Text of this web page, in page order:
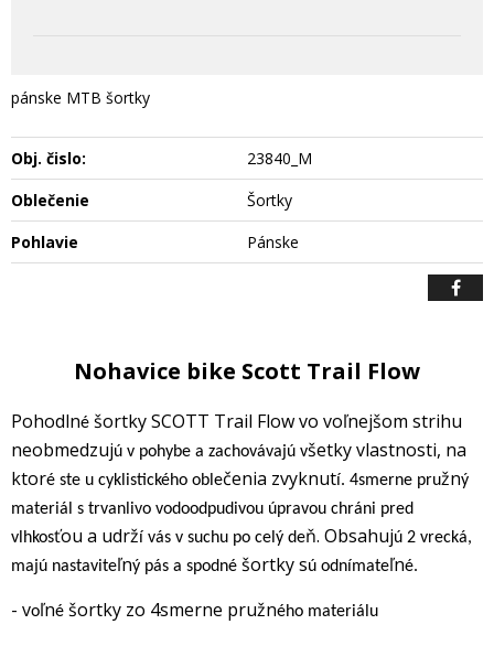
pánske MTB šortky
Obj. čislo:
23840_M
Oblečenie
Šortky
Pohlavie
Pánske
Nohavice bike Scott Trail Flow
Pohodlné šortky SCOTT Trail Flow vo voľnejšom strihu
neobmedzujú v pohybe a zachovávajú všetky vlastnosti, na
ktoré ste u cyklistického oblečenia zvyknutí. 4smerne pružný
materiál s trvanlivo vodoodpudivou úpravou chráni pred
vlhkosťou a udrží vás v suchu po celý deň. Obsahujú 2 vrecká,
majú nastaviteľný pás a spodné šortky sú odnímateľné.
- voľné šortky zo 4smerne pružného materiálu